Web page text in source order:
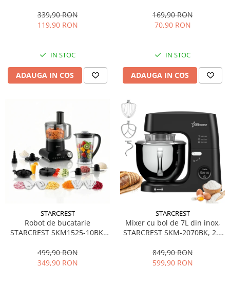
superioara / inferioara, 2000
W, Termostat 80 - 200 °C, 12
339,90 RON
119,90 RON
IN STOC
ADAUGA IN COS
Termostat 80 - 200 °C, 6
programe predefinite, Negru
169,90 RON
70,90 RON
IN STOC
ADAUGA IN COS
STARCREST
Robot de bucatarie
STARCREST SKM1525-10BK,
Control digital, Timer, Blender
2 L, Negru
499,90 RON
349,90 RON
STARCREST
Mixer cu bol de 7L din inox,
STARCREST SKM-2070BK, 2.1
accesorii din inox, 8 viteze +
Turbo, Negru
849,90 RON
599,90 RON